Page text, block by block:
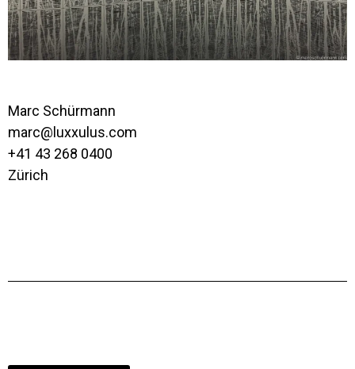
Marc Schürmann
marc@luxxulus.com
+41 43 268 0400
Zürich